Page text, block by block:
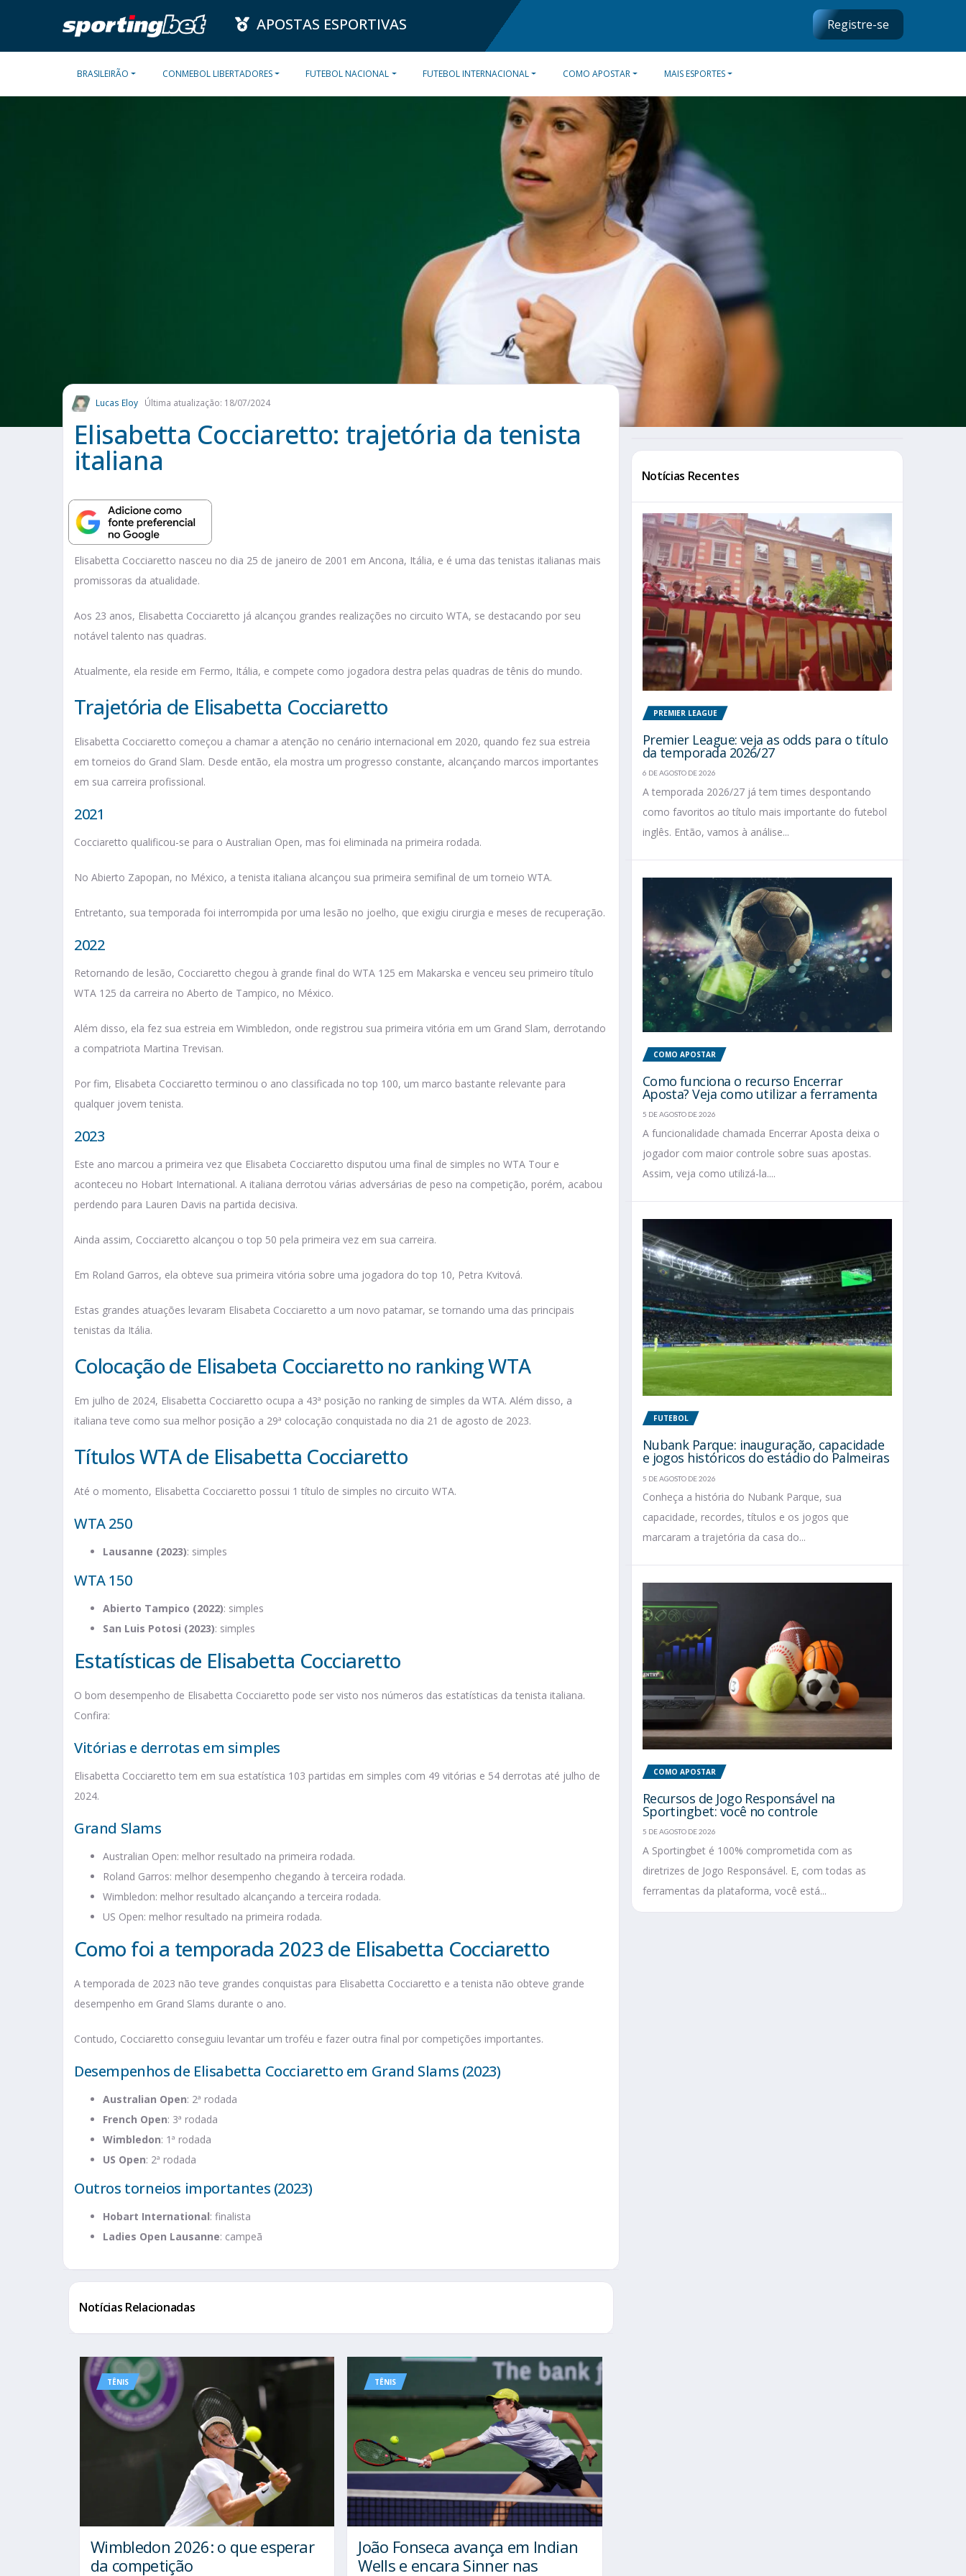
APOSTAS ESPORTIVAS Registre-se
BRASILEIRÃO CONMEBOL LIBERTADORES FUTEBOL NACIONAL FUTEBOL INTERNACIONAL COMO APOSTAR MAIS ESPORTES
Lucas Eloy Última atualização: 18/07/2024
Elisabetta Cocciaretto: trajetória da tenista
italiana
Elisabetta Cocciaretto nasceu no dia 25 de janeiro de 2001 em Ancona, Itália, e é uma das tenistas italianas mais
promissoras da atualidade.
Aos 23 anos, Elisabetta Cocciaretto já alcançou grandes realizações no circuito WTA, se destacando por seu
notável talento nas quadras.
Atualmente, ela reside em Fermo, Itália, e compete como jogadora destra pelas quadras de tênis do mundo.
Trajetória de Elisabetta Cocciaretto
Elisabetta Cocciaretto começou a chamar a atenção no cenário internacional em 2020, quando fez sua estreia
em torneios do Grand Slam. Desde então, ela mostra um progresso constante, alcançando marcos importantes
em sua carreira profissional.
2021
Cocciaretto qualificou-se para o Australian Open, mas foi eliminada na primeira rodada.
No Abierto Zapopan, no México, a tenista italiana alcançou sua primeira semifinal de um torneio WTA.
Entretanto, sua temporada foi interrompida por uma lesão no joelho, que exigiu cirurgia​ e meses de recuperação.
2022
Retornando de lesão, Cocciaretto chegou à grande final do WTA 125 em Makarska e venceu seu primeiro título
WTA 125 da carreira no Aberto de Tampico, no México.
Além disso, ela fez sua estreia em Wimbledon, onde registrou sua primeira vitória em um Grand Slam, derrotando
a compatriota Martina Trevisan.
Por fim, Elisabeta Cocciaretto terminou o ano classificada no top 100, um marco bastante relevante para
qualquer jovem tenista.
2023
Este ano marcou a primeira vez que Elisabeta Cocciaretto disputou uma final de simples no WTA Tour e
aconteceu no Hobart International. A italiana derrotou várias adversárias de peso na competição, porém, acabou
perdendo para Lauren Davis na partida decisiva.
Ainda assim, Cocciaretto alcançou o top 50 pela primeira vez em sua carreira.
Em Roland Garros, ela obteve sua primeira vitória sobre uma jogadora do top 10, Petra Kvitová.
Estas grandes atuações levaram Elisabeta Cocciaretto a um novo patamar, se tornando uma das principais
tenistas da Itália.
Colocação de Elisabeta Cocciaretto no ranking WTA
Em julho de 2024, Elisabetta Cocciaretto ocupa a 43ª posição no ranking de simples da WTA. Além disso, a
italiana teve como sua melhor posição a 29ª colocação conquistada no dia 21 de agosto de 2023.
Títulos WTA de Elisabetta Cocciaretto
Até o momento, Elisabetta Cocciaretto possui 1 título de simples no circuito WTA.
WTA 250
Lausanne (2023): simples
WTA 150
Abierto Tampico (2022): simples
San Luis Potosi (2023): simples
Estatísticas de Elisabetta Cocciaretto
O bom desempenho de Elisabetta Cocciaretto pode ser visto nos números das estatísticas da tenista italiana.
Confira:
Vitórias e derrotas em simples
Elisabetta Cocciaretto tem em sua estatística 103 partidas em simples com 49 vitórias e 54 derrotas até julho de
2024​.
Grand Slams
Australian Open: melhor resultado na primeira rodada.
Roland Garros: melhor desempenho chegando à terceira rodada.
Wimbledon: melhor resultado alcançando a terceira rodada.
US Open: melhor resultado na primeira rodada.
Como foi a temporada 2023 de Elisabetta Cocciaretto
A temporada de 2023 não teve grandes conquistas para Elisabetta Cocciaretto e a tenista não obteve grande
desempenho em Grand Slams durante o ano.
Contudo, Cocciaretto conseguiu levantar um troféu e fazer outra final por competições importantes.
Desempenhos de Elisabetta Cocciaretto em Grand Slams (2023)
Australian Open: 2ª rodada
French Open: 3ª rodada
Wimbledon: 1ª rodada
US Open: 2ª rodada
Outros torneios importantes (2023)
Hobart International: finalista
Ladies Open Lausanne: campeã
Notícias Relacionadas
TÊNIS
Wimbledon 2026: o que esperar
da competição
TÊNIS
João Fonseca avança em Indian
Wells e encara Sinner nas
Notícias Recentes
PREMIER LEAGUE
Premier League: veja as odds para o título
da temporada 2026/27
6 DE AGOSTO DE 2026
A temporada 2026/27 já tem times despontando
como favoritos ao título mais importante do futebol
inglês. Então, vamos à análise...
COMO APOSTAR
Como funciona o recurso Encerrar
Aposta? Veja como utilizar a ferramenta
5 DE AGOSTO DE 2026
A funcionalidade chamada Encerrar Aposta deixa o
jogador com maior controle sobre suas apostas.
Assim, veja como utilizá-la....
FUTEBOL
Nubank Parque: inauguração, capacidade
e jogos históricos do estádio do Palmeiras
5 DE AGOSTO DE 2026
Conheça a história do Nubank Parque, sua
capacidade, recordes, títulos e os jogos que
marcaram a trajetória da casa do...
COMO APOSTAR
Recursos de Jogo Responsável na
Sportingbet: você no controle
5 DE AGOSTO DE 2026
A Sportingbet é 100% comprometida com as
diretrizes de Jogo Responsável. E, com todas as
ferramentas da plataforma, você está...